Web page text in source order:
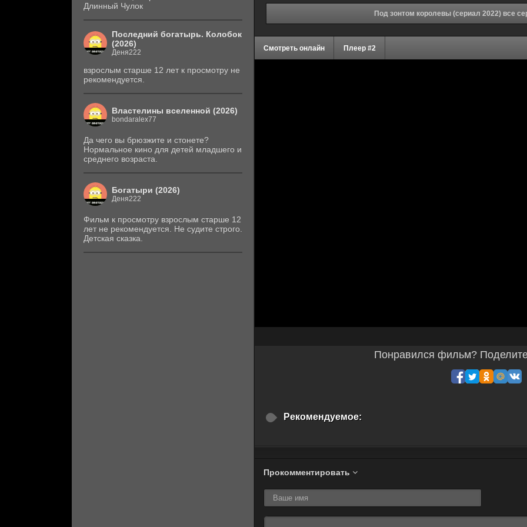
Под зонтом королевы (сериал 2022) все
Смотреть онлайн Плеер #2
Понравился фильм?
Рекомендуемое:
Прокомментировать
Длинный Чулок
Последний богатырь. Колобок
(2026)
Деня222
взрослым старше 12 лет к просмотру не
рекомендуется.
Властелины вселенной (2026)
bondaralex77
Да чего вы брюзжите и стонете?
Нормальное кино для детей младшего и
среднего возраста.
Богатыри (2026)
Деня222
Фильм к просмотру взрослым старше 12
лет не рекомендуется. Не судите строго.
Детская сказка.